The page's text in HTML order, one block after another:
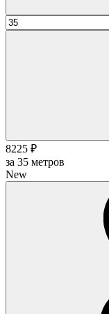
8225 ₽
за 35 метров
New